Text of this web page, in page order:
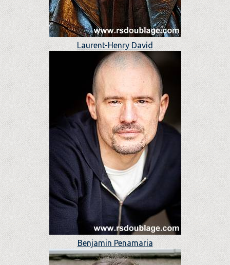
Laurent-Henry David
Benjamin Penamaria